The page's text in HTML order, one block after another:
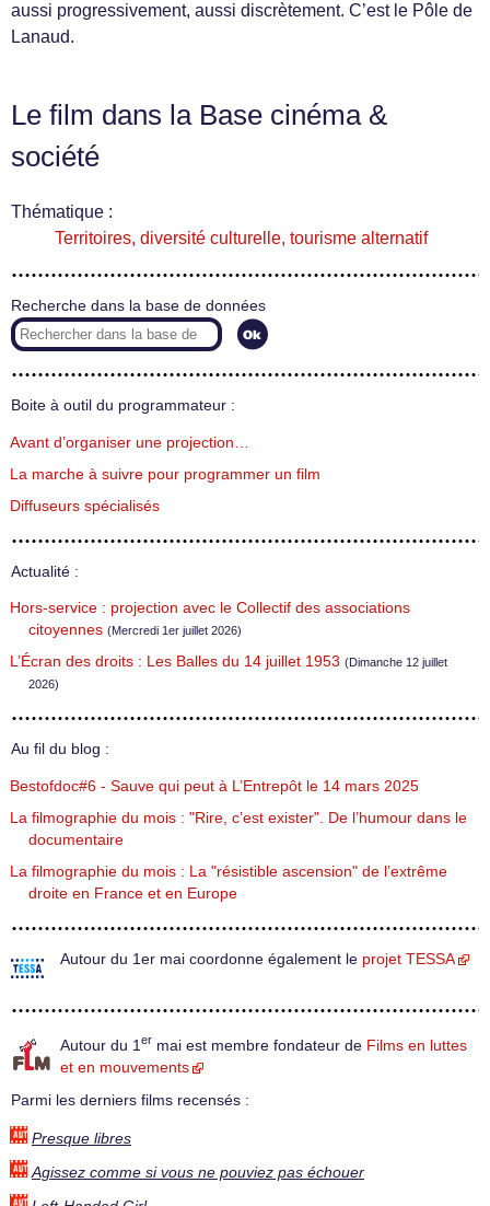
aussi progressivement, aussi discrètement. C’est le Pôle de
Lanaud.
Le film dans la Base cinéma &
société
Thématique :
Territoires, diversité culturelle, tourisme alternatif
Recherche dans la base de données
Boite à outil du programmateur :
Avant d’organiser une projection…
La marche à suivre pour programmer un film
Diffuseurs spécialisés
Actualité :
Hors-service : projection avec le Collectif des associations
citoyennes (Mercredi 1er juillet 2026)
L’Écran des droits : Les Balles du 14 juillet 1953 (Dimanche 12 juillet
2026)
Au fil du blog :
Bestofdoc#6 - Sauve qui peut à L’Entrepôt le 14 mars 2025
La filmographie du mois : "Rire, c’est exister". De l’humour dans le
documentaire
La filmographie du mois : La "résistible ascension" de l’extrême
droite en France et en Europe
Autour du 1er mai coordonne également le projet TESSA
Autour du 1 er mai est membre fondateur de Films en luttes
et en mouvements
Parmi les derniers films recensés :
Presque libres
Agissez comme si vous ne pouviez pas échouer